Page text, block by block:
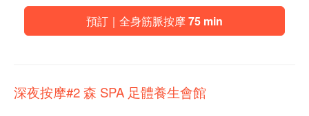
預訂｜全身筋脈按摩 75 min
深夜按摩#2 森 SPA 足體養生會館